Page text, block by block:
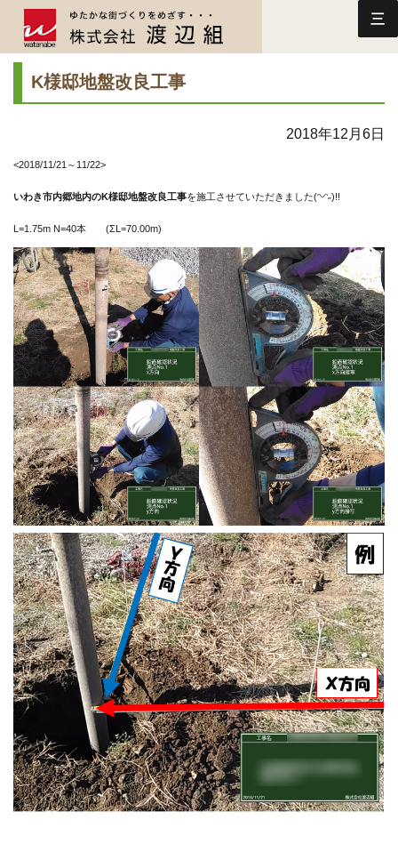
三
K様邸地盤改良工事
2018年12月6日
<2018/11/21～11/22>
いわき市内郷地内のK様邸地盤改良工事を施工させていただきました(ᵔᵕᵔ˶)!!
L=1.75m N=40本 (ΣL=70.00m)